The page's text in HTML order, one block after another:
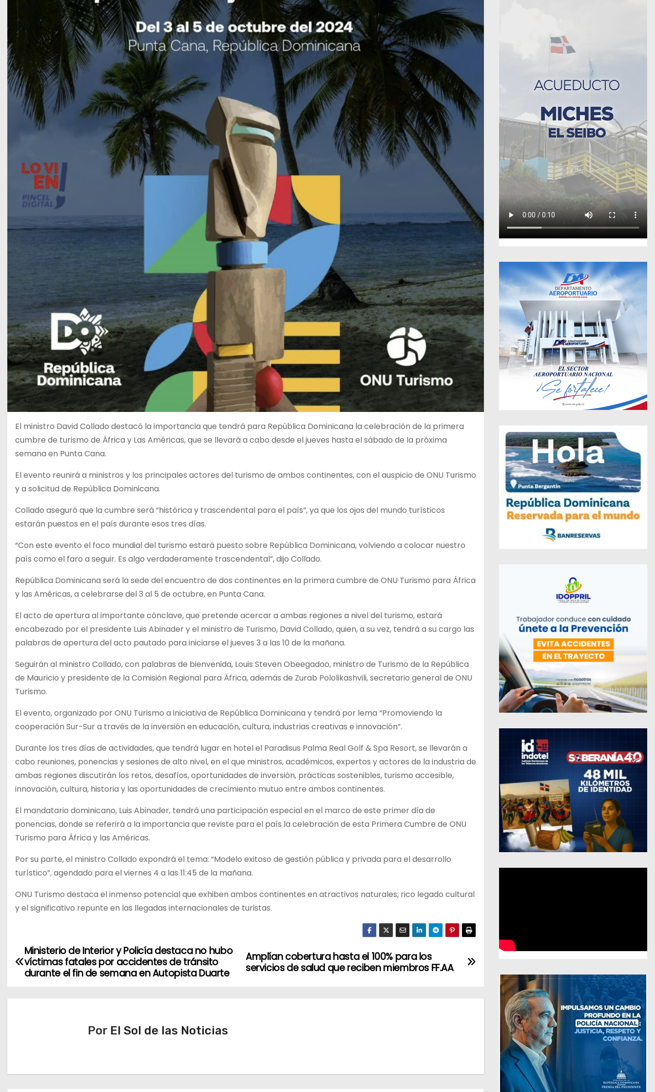
El ministro David Collado destacó la importancia que tendrá para República Dominicana la celebración de la primera
cumbre de turismo de África y Las Américas, que se llevará a cabo desde el jueves hasta el sábado de la próxima
semana en Punta Cana.
El evento reunirá a ministros y los principales actores del turismo de ambos continentes, con el auspicio de ONU Turismo
y a solicitud de República Dominicana.
Collado aseguró que la cumbre será “histórica y trascendental para el país”, ya que los ojos del mundo turísticos
estarán puestos en el país durante esos tres días.
“Con este evento el foco mundial del turismo estará puesto sobre República Dominicana, volviendo a colocar nuestro
país como el faro a seguir. Es algo verdaderamente trascendental”, dijo Collado.
República Dominicana será la sede del encuentro de dos continentes en la primera cumbre de ONU Turismo para África
y las Américas, a celebrarse del 3 al 5 de octubre, en Punta Cana.
El acto de apertura al importante cónclave, que pretende acercar a ambas regiones a nivel del turismo, estará
encabezado por el presidente Luis Abinader y el ministro de Turismo, David Collado, quien, a su vez, tendrá a su cargo las
palabras de apertura del acto pautado para iniciarse el jueves 3 a las 10 de la mañana.
Seguirán al ministro Collado, con palabras de bienvenida, Louis Steven Obeegadoo, ministro de Turismo de la República
de Mauricio y presidente de la Comisión Regional para África, además de Zurab Pololikashvili, secretario general de ONU
Turismo.
El evento, organizado por ONU Turismo a iniciativa de República Dominicana y tendrá por lema “Promoviendo la
cooperación Sur-Sur a través de la inversión en educación, cultura, industrias creativas e innovación”.
Durante los tres días de actividades, que tendrá lugar en hotel el Paradisus Palma Real Golf & Spa Resort, se llevarán a
cabo reuniones, ponencias y sesiones de alto nivel, en el que ministros, académicos, expertos y actores de la industria de
ambas regiones discutirán los retos, desafíos, oportunidades de inversión, prácticas sostenibles, turismo accesible,
innovación, cultura, historia y las oportunidades de crecimiento mutuo entre ambos continentes.
El mandatario dominicano, Luis Abinader, tendrá una participación especial en el marco de este primer día de
ponencias, donde se referirá a la importancia que reviste para el país la celebración de esta Primera Cumbre de ONU
Turismo para África y las Américas.
Por su parte, el ministro Collado expondrá el tema: “Modelo exitoso de gestión pública y privada para el desarrollo
turístico”, agendado para el viernes 4 a las 11:45 de la mañana.
ONU Turismo destaca el inmenso potencial que exhiben ambos continentes en atractivos naturales, rico legado cultural
y el significativo repunte en las llegadas internacionales de turistas.
N
v
c
Amplían cobertura hasta el 100% para los
servicios de salud que reciben miembros FF.AA
Ministerio de Interior y Policía destaca no hubo
víctimas fatales por accidentes de tránsito
durante el fin de semana en Autopista Duarte
Por El Sol de las Noticias